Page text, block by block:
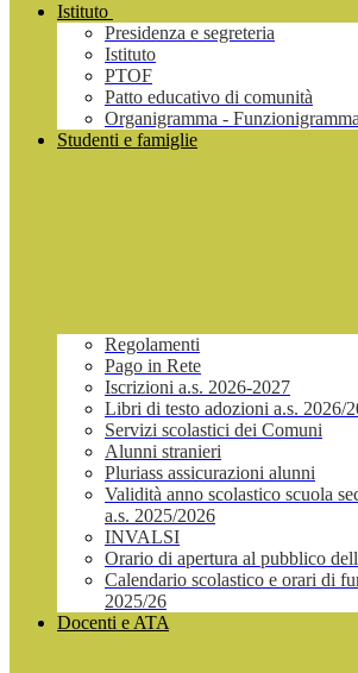
Istituto
Presidenza e segreteria
Istituto
PTOF
Patto educativo di comunità
Organigramma - Funzionigramma
Studenti e famiglie
Regolamenti
Pago in Rete
Iscrizioni a.s. 2026-2027
Libri di testo adozioni a.s. 2026/
Servizi scolastici dei Comuni
Alunni stranieri
Pluriass assicurazioni alunni
Validità anno scolastico scuola
a.s. 2025/2026
INVALSI
Orario di apertura al pubblico
Calendario scolastico e orari di
2025/26
Docenti e ATA